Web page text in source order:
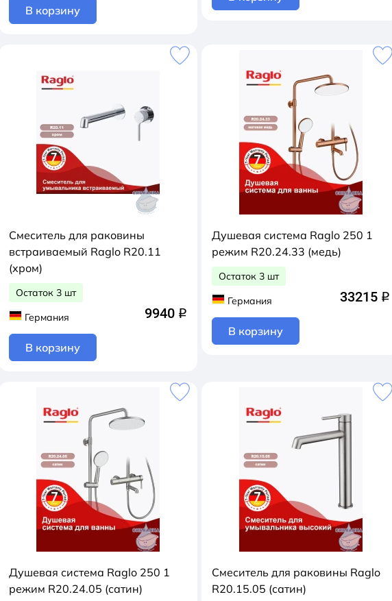
В корзину
Смеситель для раковины
встраиваемый Raglo R20.11
(хром)
Остаток 3 шт
Германия
9940 q
В корзину
Душевая система Raglo 250 1
режим R20.24.33 (медь)
Остаток 3 шт
Германия
33215 q
В корзину
Душевая система Raglo 250 1
режим R20.24.05 (сатин)
Смеситель для раковины Raglo
R20.15.05 (сатин)